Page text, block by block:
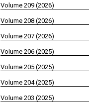
Volume 209 (2026)
Volume 208 (2026)
Volume 207 (2026)
Volume 206 (2025)
Volume 205 (2025)
Volume 204 (2025)
Volume 203 (2025)